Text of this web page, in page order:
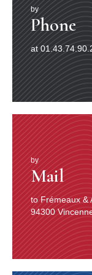
23.
Ficedula
24.
Ficedula parva
25.
hypoleuca
1’57’’
26. Grand
exemples de
27. Grand duc
Chant d’un
jeunes.2’18’’
28. Grand Tétras-
de parade d’un
femelle.1’52’’
29. Grimpereau
Certhia familiaris
30. Grimpereau
Certhia
cris habituels.
31. Grive
Chants d’un
by
Phone
at
by
Mail
to Frémeaux &
94300